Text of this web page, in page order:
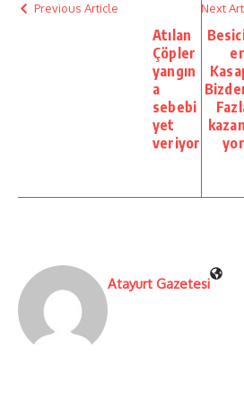
Previous Article
Atılan
Çöpler
yangın
a
sebebi
yet
veriyor
Next
Atayurt Gazetesi